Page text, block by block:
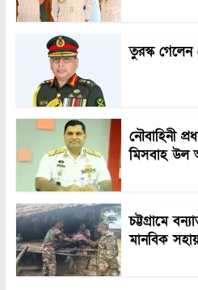
তুরস্ক গেলেন
নৌবাহিনী
মিসবাহ উল
চট্টগ্রামে
মানবিক